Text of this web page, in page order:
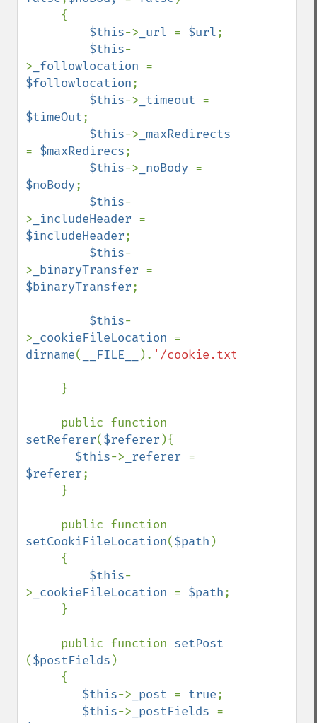
$this-> _url = $url;
$this-
> _followlocation
$followlocation;
$this-> _timeout
$timeOut;
$this->
= $maxRedirecs;
$this-> _noBody
$noBody;
$this-
> _includeHeader
$includeHeader;
$this-
> _binaryTransfer
$binaryTransfer;
$this-
> _cookieFileLocation
dirname( __FILE__ ). '/cookie.txt'
setReferer($referer ){
$this-> _referer
$referer;
setCookiFileLocation($path )
$this-
> _cookieFileLocation = $path;
     public function
($postFields )
$this-> _post = true;
$this-> _postFields